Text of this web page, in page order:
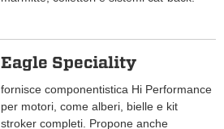
Eagle Speciality
fornisce componentistica Hi Performance
per motori, come alberi, bielle e kit
stroker completi. Propone anche